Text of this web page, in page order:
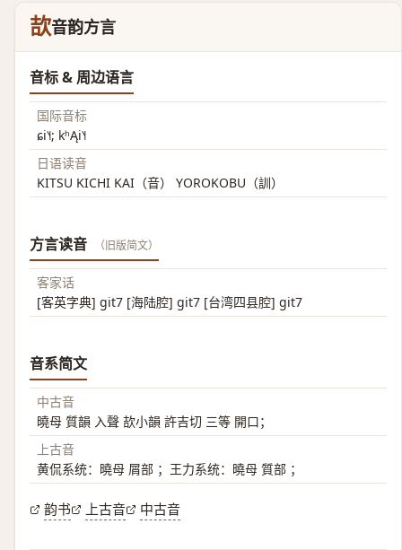
欯音韵方言
音标 & 周边语言
国际音标
ɕi˥˧; kʰĄi˥˧
日语读音
KITSU KICHI KAI（音） YOROKOBU（訓）
方言读音 （旧版简文）
客家话
[客英字典] git7 [海陆腔] git7 [台湾四县腔] git7
音系简文
中古音
曉母 質韻 入聲 欯小韻 許吉切 三等 開口；
上古音
黄侃系统：曉母 屑部 ；王力系统：曉母 質部 ；
韵书 上古音 中古音